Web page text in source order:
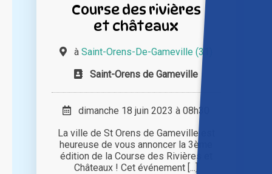
Course des rivières
et châteaux
à Saint-Orens-De-Gameville (31)
Saint-Orens de Gameville
dimanche 18 juin 2023 à 08h30
La ville de St Orens de Gameville est
heureuse de vous annoncer la 3ème
édition de la Course des Rivières et
Châteaux ! Cet événement [...]